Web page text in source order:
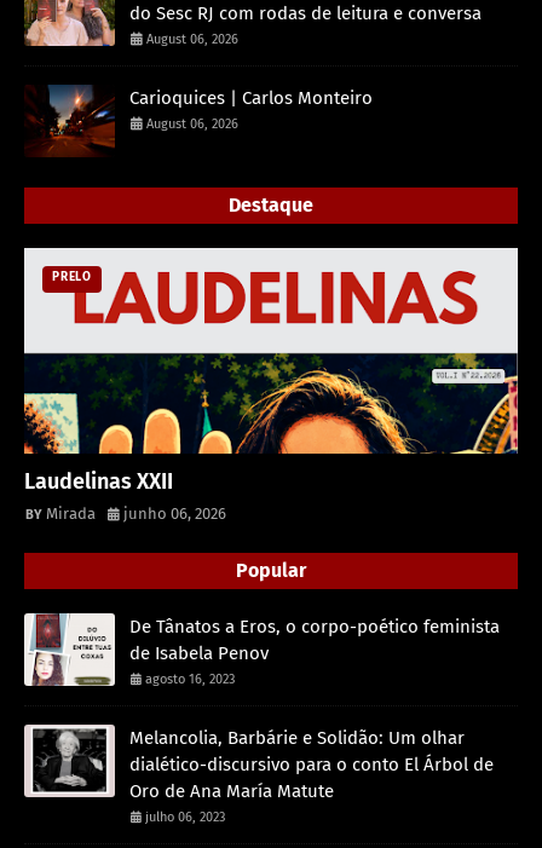
do Sesc RJ com rodas de leitura e conversa
August 06, 2026
Carioquices | Carlos Monteiro
August 06, 2026
Destaque
PRELO
Laudelinas XXII
Mirada junho 06, 2026
Popular
De Tânatos a Eros, o corpo-poético feminista
de Isabela Penov
agosto 16, 2023
Melancolia, Barbárie e Solidão: Um olhar
dialético-discursivo para o conto El Árbol de
Oro de Ana María Matute
julho 06, 2023